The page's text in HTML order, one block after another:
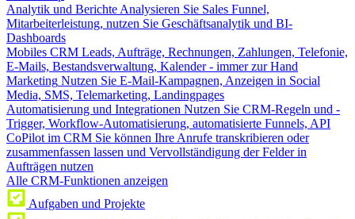
Analytik und Berichte Analysieren Sie Sales Funnel,
Mitarbeiterleistung, nutzen Sie Geschäftsanalytik und BI-
Dashboards
Mobiles CRM Leads, Aufträge, Rechnungen, Zahlungen, Telefonie,
E-Mails, Bestandsverwaltung, Kalender - immer zur Hand
Marketing Nutzen Sie E-Mail-Kampagnen, Anzeigen in Social
Media, SMS, Telemarketing, Landingpages
Automatisierung und Integrationen Nutzen Sie CRM-Regeln und -
Trigger, Workflow-Automatisierung, automatisierte Funnels, API
CoPilot im CRM Sie können Ihre Anrufe transkribieren oder
zusammenfassen lassen und Vervollständigung der Felder in
Aufträgen nutzen
Alle CRM-Funktionen anzeigen
Aufgaben und Projekte